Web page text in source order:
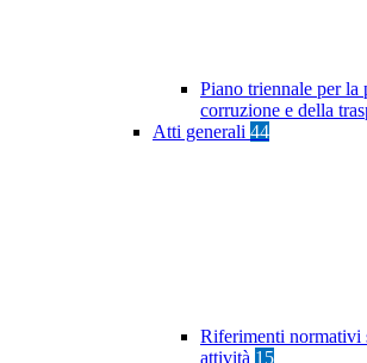
Piano triennale per la
corruzione e della
Atti generali 44
Riferimenti normativi
attività 15